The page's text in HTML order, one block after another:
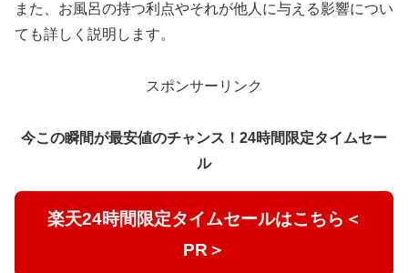
また、お風呂の持つ利点やそれが他人に与える影響につい
ても詳しく説明します。
スポンサーリンク
今この瞬間が最安値のチャンス！24時間限定タイムセー
ル
楽天24時間限定タイムセールはこちら＜
PR＞